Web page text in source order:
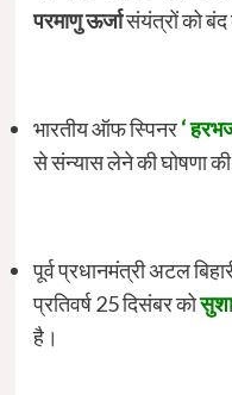
परमाणु ऊर्जासंयंत्रों को बंद
भारतीय ऑफ स्पिनर‘
से संन्यास लेने की घोषणा
पूर्व प्रधानमंत्री अटल
प्रतिवर्ष 25 दिसंबर को
है।